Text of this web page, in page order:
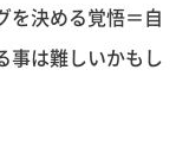
を決める覚悟＝自
事は難しいかもし